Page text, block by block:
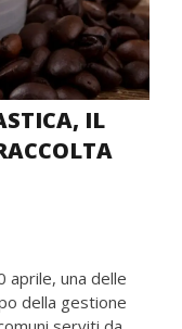
IL
aprile, una delle
della gestione